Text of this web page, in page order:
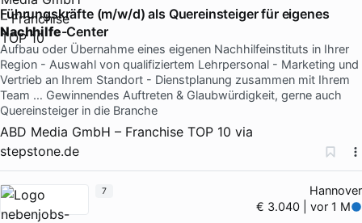
Führungskräfte (m/w/d) als Quereinsteiger für eigenes
Nachhilfe-Center
Aufbau oder Übernahme eines eigenen Nachhilfeinstituts in Ihrer
Region - Auswahl von qualifiziertem Lehrpersonal - Marketing und
Vertrieb an Ihrem Standort - Dienstplanung zusammen mit Ihrem
Team … Gewinnendes Auftreten & Glaubwürdigkeit, gerne auch
Quereinsteiger in die Branche
ABD Media GmbH – Franchise TOP 10 via
stepstone.de
Hannover
€ 3.040 | vor 1 M
7